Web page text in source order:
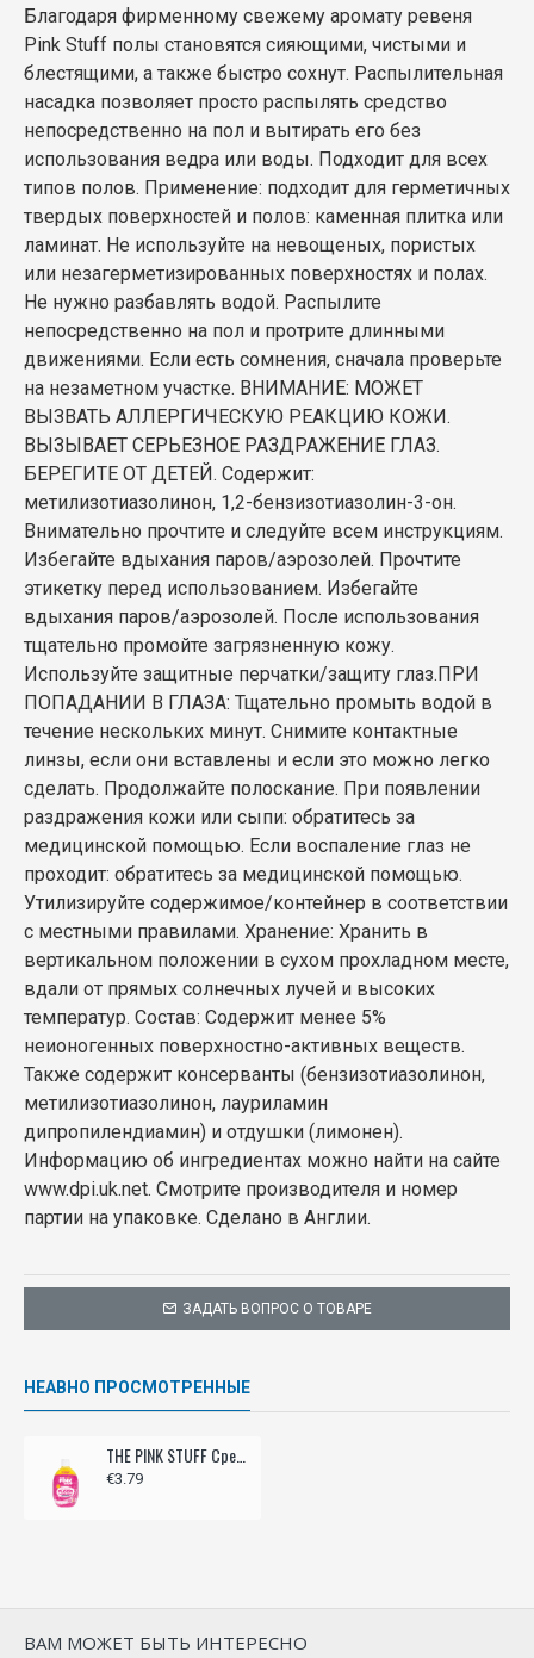
ЗАДАТЬ ВОПРОС О ТОВАРЕ
Благодаря фирменному свежему аромату ревеня
Pink Stuff полы становятся сияющими, чистыми и
блестящими, а также быстро сохнут. Распылительная
насадка позволяет просто распылять средство
непосредственно на пол и вытирать его без
использования ведра или воды. Подходит для всех
типов полов. Применение: подходит для герметичных
твердых поверхностей и полов: каменная плитка или
ламинат. Не используйте на невощеных, пористых
или незагерметизированных поверхностях и полах.
Не нужно разбавлять водой. Распылите
непосредственно на пол и протрите длинными
движениями. Если есть сомнения, сначала проверьте
на незаметном участке. ВНИМАНИЕ: МОЖЕТ
ВЫЗВАТЬ АЛЛЕРГИЧЕСКУЮ РЕАКЦИЮ КОЖИ.
ВЫЗЫВАЕТ СЕРЬЕЗНОЕ РАЗДРАЖЕНИЕ ГЛАЗ.
БЕРЕГИТЕ ОТ ДЕТЕЙ. Содержит:
метилизотиазолинон, 1,2-бензизотиазолин-3-он.
Внимательно прочтите и следуйте всем инструкциям.
Избегайте вдыхания паров/аэрозолей. Прочтите
этикетку перед использованием. Избегайте
вдыхания паров/аэрозолей. После использования
тщательно промойте загрязненную кожу.
Используйте защитные перчатки/защиту глаз.ПРИ
ПОПАДАНИИ В ГЛАЗА: Тщательно промыть водой в
течение нескольких минут. Снимите контактные
линзы, если они вставлены и если это можно легко
сделать. Продолжайте полоскание. При появлении
раздражения кожи или сыпи: обратитесь за
медицинской помощью. Если воспаление глаз не
проходит: обратитесь за медицинской помощью.
Утилизируйте содержимое/контейнер в соответствии
с местными правилами. Хранение: Хранить в
вертикальном положении в сухом прохладном месте,
вдали от прямых солнечных лучей и высоких
температур. Состав: Содержит менее 5%
неионогенных поверхностно-активных веществ.
Также содержит консерванты (бензизотиазолинон,
метилизотиазолинон, лауриламин
дипропилендиамин) и отдушки (лимонен).
Информацию об ингредиентах можно найти на сайте
www.dpi.uk.net. Смотрите производителя и номер
партии на упаковке. Сделано в Англии.
НЕАВНО ПРОСМОТРЕННЫЕ
THE PINK STUFF Средство для чистки полов 750мл - выдавливаемый
€3.79
ВАМ МОЖЕТ БЫТЬ ИНТЕРЕСНО